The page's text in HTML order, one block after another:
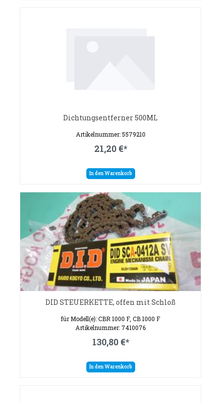
Dichtungsentferner 500ML
Artikelnummer: 5579210
21,20 €*
In den Warenkorb
DID STEUERKETTE, offen mit Schloß
für Modell(e): CBR 1000 F, CB 1000 F
Artikelnummer: 7410076
130,80 €*
In den Warenkorb